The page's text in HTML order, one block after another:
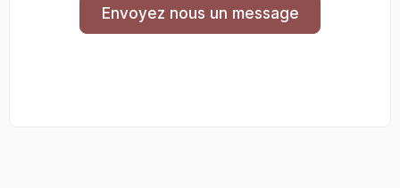
Envoyez nous un message